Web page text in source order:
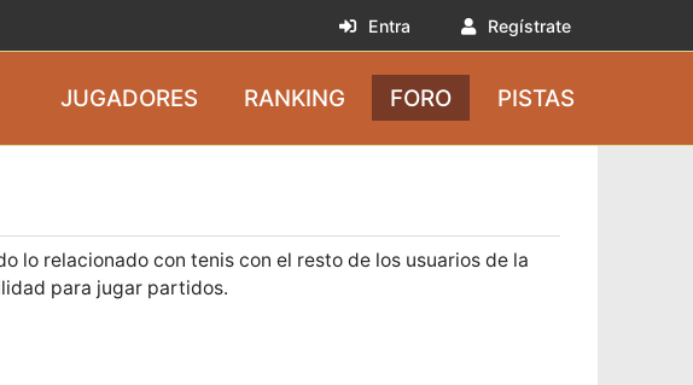
Entra Regístrate
JUGADORES RANKING FORO PISTAS
lo relacionado con tenis con el resto de los usuarios de la
para jugar partidos.